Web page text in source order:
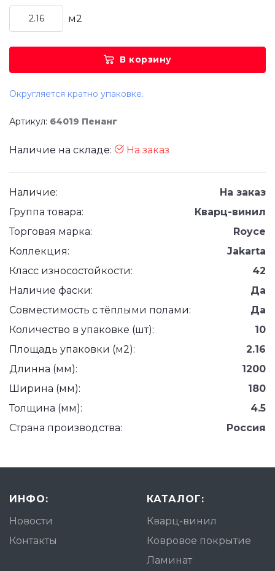
м2
В корзину
Округляется кратно упаковке.
Артикул: 64019 Пенанг
Наличие на складе: На заказ
Наличие:
На заказ
Группа товара:
Кварц-винил
Торговая марка:
Royce
Коллекция:
Jakarta
Класс износостойкости:
42
Наличие фаски:
Да
Совместимость с тёплыми полами:
Да
Количество в упаковке (шт):
10
Площадь упаковки (м2):
2.16
Длинна (мм):
1200
Ширина (мм):
180
Толщина (мм):
4.5
Страна производства:
Россия
ИНФО:
Новости
Контакты
КАТАЛОГ:
Кварц-винил
Ковровое покрытие
Ламинат